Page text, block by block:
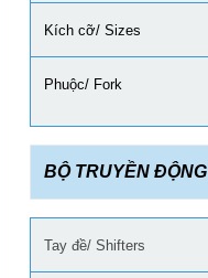
Kích cỡ/ Sizes
Phuộc/ Fork
BỘ TRUYỀN ĐỘNG
Tay đề/ Shifters